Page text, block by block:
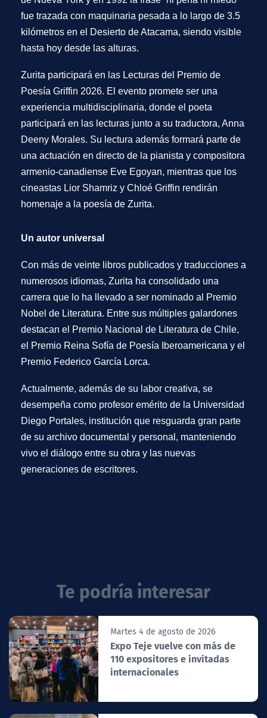
fue trazada con maquinaria pesada a lo largo de 3.5
kilómetros en el Desierto de Atacama, siendo visible
hasta hoy desde las alturas.
Zurita participará en las Lecturas del Premio de
Poesía Griffin 2026. El evento promete ser una
experiencia multidisciplinaria, donde el poeta
participará en las lecturas junto a su traductora, Anna
Deeny Morales. Su lectura además formará parte de
una actuación en directo de la pianista y compositora
armenio-canadiense Eve Egoyan, mientras que los
cineastas Lior Shamriz y Chloé Griffin rendirán
homenaje a la poesía de Zurita.
Un autor universal
Con más de veinte libros publicados y traducciones a
numerosos idiomas, Zurita ha consolidado una
carrera que lo ha llevado a ser nominado al Premio
Nobel de Literatura. Entre sus múltiples galardones
destacan el Premio Nacional de Literatura de Chile,
el Premio Reina Sofía de Poesía Iberoamericana y el
Premio Federico García Lorca.
Actualmente, además de su labor creativa, se
desempeña como profesor emérito de la Universidad
Diego Portales, institución que resguarda gran parte
de su archivo documental y personal, manteniendo
vivo el diálogo entre su obra y las nuevas
generaciones de escritores.
Te podría interesar
Martes 4 de agosto de 2026
Expo Teje vuelve con más de
110 expositores e invitadas
internacionales